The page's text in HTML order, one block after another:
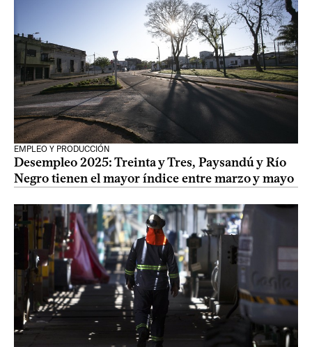
EMPLEO Y PRODUCCIÓN
Desempleo 2025: Treinta y Tres, Paysandú y Río
Negro tienen el mayor índice entre marzo y mayo